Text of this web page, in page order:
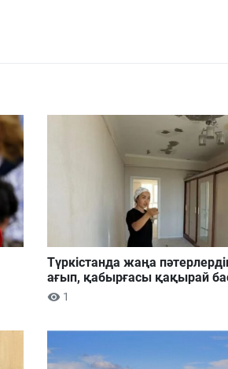
Түркістанда жаңа
ағып, қабырғасы қақырай
1